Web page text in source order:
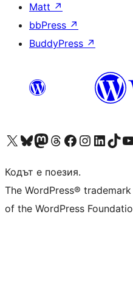
Matt ↗
bbPress ↗
BuddyPress ↗
Visit our X (formerly Twitter) account
Visit our Bluesky account
Visit our Mastodon account
Visit our Threads account
Посетете нашата страница във Facebook
Посетете нашия профил в
Посетете нашия
Visit ourVisit
Кодът е поезия.
The WordPress®
of the WordPress